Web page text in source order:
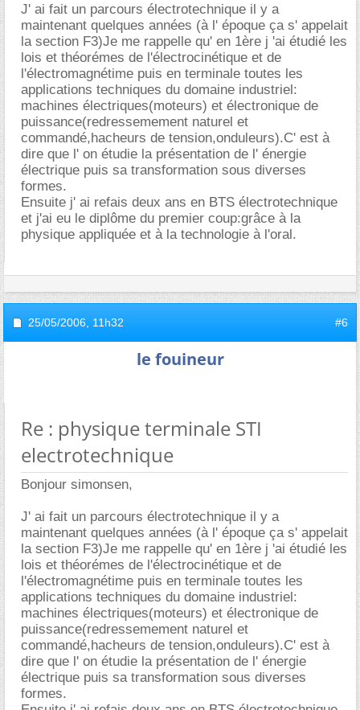
J' ai fait un parcours électrotechnique il y a
maintenant quelques années (à l' époque ça s' appelait
la section F3)Je me rappelle qu' en 1ère j 'ai étudié les
lois et théorémes de l'électrocinétique et de
l'électromagnétime puis en terminale toutes les
applications techniques du domaine industriel:
machines électriques(moteurs) et électronique de
puissance(redressemement naturel et
commandé,hacheurs de tension,onduleurs).C' est à
dire que l' on étudie la présentation de l' énergie
électrique puis sa transformation sous diverses
formes.
Ensuite j' ai refais deux ans en BTS électrotechnique
et j'ai eu le diplôme du premier coup:grâce à la
physique appliquée et à la technologie à l'oral.
25/05/2006, 11h32 #6
le fouineur
Re : physique terminale STI
electrotechnique
Bonjour simonsen,
J' ai fait un parcours électrotechnique il y a
maintenant quelques années (à l' époque ça s' appelait
la section F3)Je me rappelle qu' en 1ère j 'ai étudié les
lois et théorémes de l'électrocinétique et de
l'électromagnétime puis en terminale toutes les
applications techniques du domaine industriel:
machines électriques(moteurs) et électronique de
puissance(redressemement naturel et
commandé,hacheurs de tension,onduleurs).C' est à
dire que l' on étudie la présentation de l' énergie
électrique puis sa transformation sous diverses
formes.